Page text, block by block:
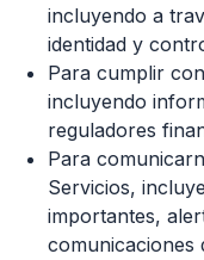
incluyendo a
identidad y
Para cumplir
incluyendo
reguladores
Para
Servicios,
importantes,
comunicaciones